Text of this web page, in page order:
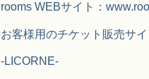
rooms WEBサイト：
お客様用のチケット販売サ
-LICORNE-